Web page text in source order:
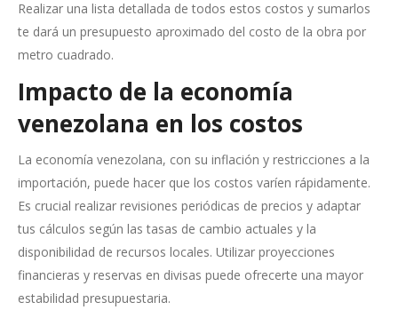
Realizar una lista detallada de todos estos costos y sumarlos
te dará un presupuesto aproximado del costo de la obra por
metro cuadrado.
Impacto de la economía
venezolana en los costos
La economía venezolana, con su inflación y restricciones a la
importación, puede hacer que los costos varíen rápidamente.
Es crucial realizar revisiones periódicas de precios y adaptar
tus cálculos según las tasas de cambio actuales y la
disponibilidad de recursos locales. Utilizar proyecciones
financieras y reservas en divisas puede ofrecerte una mayor
estabilidad presupuestaria.